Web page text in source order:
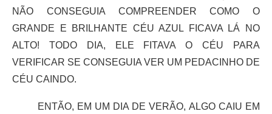
NÃO CONSEGUIA COMPREENDER COMO O
GRANDE E BRILHANTE CÉU AZUL FICAVA LÁ NO
ALTO! TODO DIA, ELE FITAVA O CÉU PARA
VERIFICAR SE CONSEGUIA VER UM PEDACINHO DE
CÉU CAINDO.
ENTÃO, EM UM DIA DE VERÃO, ALGO CAIU EM